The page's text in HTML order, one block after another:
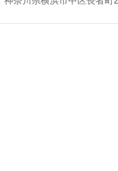
務経験（進捗・品質・
規模開発プロジェクト
・腸内細菌叢などの専
が担当します。 この
心にキャリアを築きた
を支えてみませんか？